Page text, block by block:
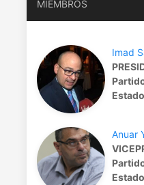
MIEMBROS
Imad
Anuar